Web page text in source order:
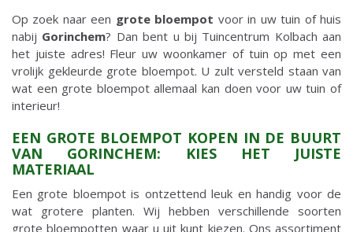
Op zoek naar een grote bloempot voor in uw tuin of huis
nabij Gorinchem? Dan bent u bij Tuincentrum Kolbach aan
het juiste adres! Fleur uw woonkamer of tuin op met een
vrolijk gekleurde grote bloempot. U zult versteld staan van
wat een grote bloempot allemaal kan doen voor uw tuin of
interieur!
EEN GROTE BLOEMPOT KOPEN IN DE BUURT
VAN GORINCHEM: KIES HET JUISTE
MATERIAAL
Een grote bloempot is ontzettend leuk en handig voor de
wat grotere planten. Wij hebben verschillende soorten
grote bloempotten waar u uit kunt kiezen. Ons assortiment